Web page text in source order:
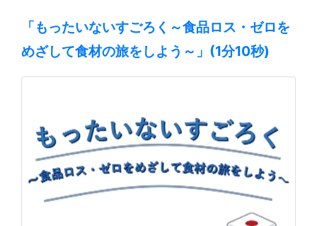
「もったいないすごろく～食品ロス・ゼロを
めざして食材の旅をしよう～」(1分10秒)